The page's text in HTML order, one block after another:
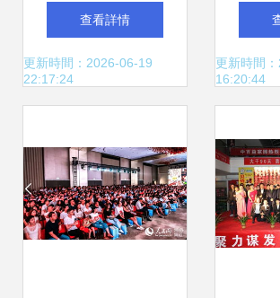
品，讓云浮地產慶
典更具紀念價值
查看詳情
更新時間：2026-06-19
22:17:24
簽約
周年
更新時間
16:20:44